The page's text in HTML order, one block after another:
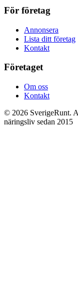
För företag
Annonsera
Lista ditt företag
Kontakt
Företaget
Om oss
Kontakt
© 2026 SverigeRunt.
näringsliv sedan 2015